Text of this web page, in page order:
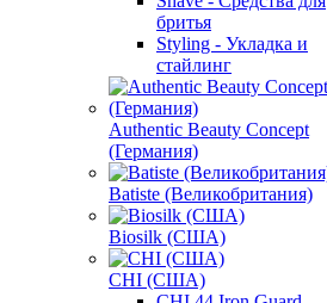
бритья
Styling - Укладка и
стайлинг
Authentic Beauty Concept
(Германия)
Batiste (Великобритания)
Biosilk (США)
CHI (США)